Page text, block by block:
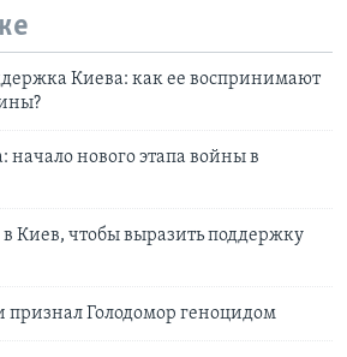
Киева: как ее воспринимают
начало нового этапа войны в
Киев, чтобы выразить поддержку
признал Голодомор геноцидом